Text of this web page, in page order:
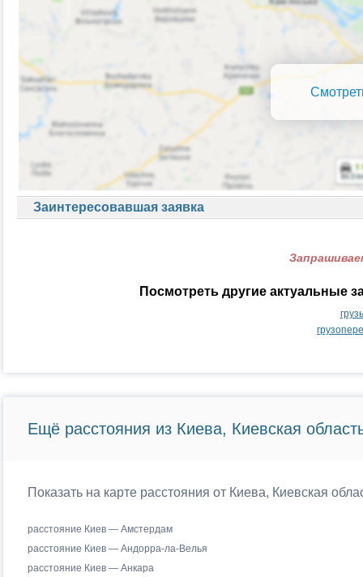
Заинтересовавшая заявка
Посмотреть другие актуальные
Ещё расстояния из Киева, Киевская
Показать на карте расстояния от Киева, Киевская
расстояние Киев — Амстердам
расстояние Киев — Андорра-ла-Велья
расстояние Киев — Анкара